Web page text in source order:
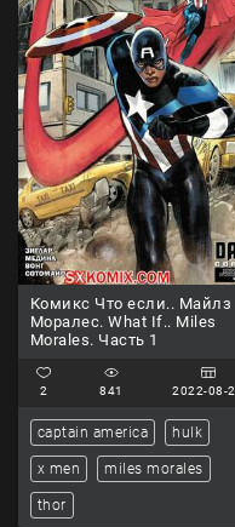
Комикс Что если.. Майлз
Моралес. What If.. Miles
Morales. Часть 1
2 841 2022-08-
captain america hulk
x men miles morales
thor